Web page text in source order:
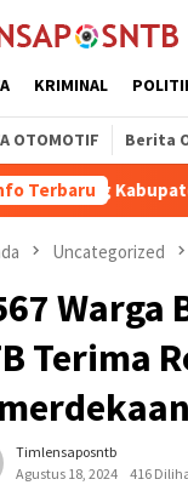
KRIMINAL
OTOMOTIF Berita
Terbaru
Dompu Naik
Uncategorized
Warga
Terima
Timlensaposntb
Agustus 18, 2024
416